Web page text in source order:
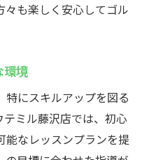
々も楽しく安心してゴル
環境
特にスキルアップを図る
テミル藤沢店では、初心
能なレッスンプランを提